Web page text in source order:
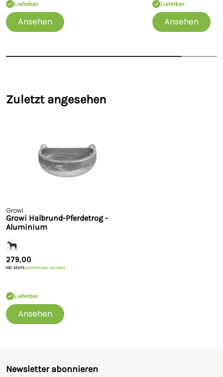
Lieferbar
Ansehen
Lieferbar
Ansehen
Zuletzt angesehen
Growi
Growi Halbrund-Pferdetrog -
Aluminium
279,00
Inkl. MwSt.,kostenloser Versand
Lieferbar
Ansehen
Newsletter abonnieren